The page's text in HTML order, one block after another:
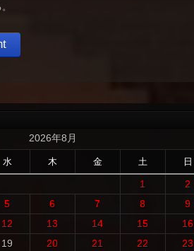
2026年8月
水 木 金 土 日
1
2
5 6 7 8
9
12 13 14 15
16
19 20 21 22
23